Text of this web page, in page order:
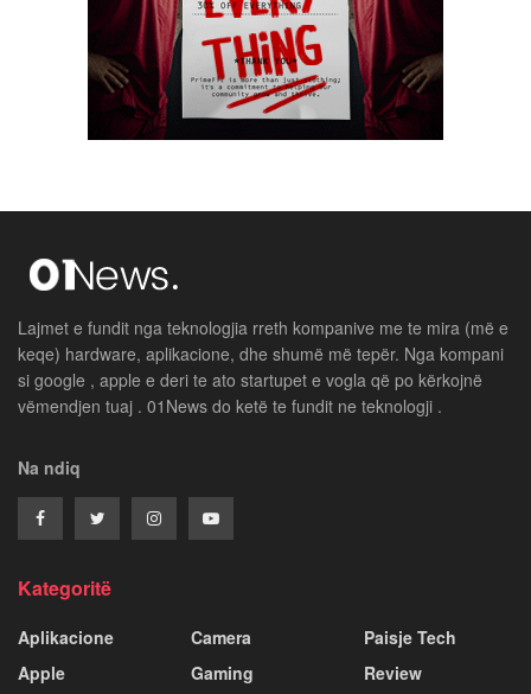
Lajmet e fundit nga teknologjia rreth kompanive me te mira (më e
keqe) hardware, aplikacione, dhe shumë më tepër. Nga kompani
si google , apple e deri te ato startupet e vogla që po kërkojnë
vëmendjen tuaj . 01News do ketë te fundit ne teknologji .
Na ndiq
Kategoritë
Aplikacione
Apple
Camera
Gaming
Paisje Tech
Review